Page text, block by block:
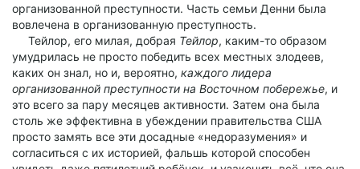
организованной преступности. Часть семьи Денни была
вовлечена в организованную преступность.
Тейлор, его милая, добрая Тейлор, каким-то образом
умудрилась не просто победить всех местных злодеев,
каких он знал, но и, вероятно, каждого лидера
организованной преступности на Восточном побережье, и
это всего за пару месяцев активности. Затем она была
столь же эффективна в убеждении правительства США
просто замять все эти досадные «недоразумения» и
согласиться с их историей, фальшь которой способен